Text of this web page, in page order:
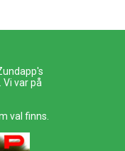
Vi var på
val finns.